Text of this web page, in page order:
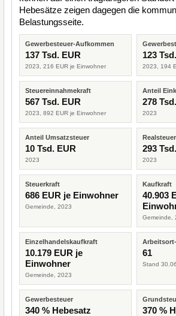
Hebesätze zeigen dagegen die
Belastungsseite.
Gewerbesteuer-Aufkommen
137 Tsd. EUR
2023, 216 EUR je Einwohner
123
2023, 194
Steuereinnahmekraft
567 Tsd. EUR
2023, 892 EUR je Einwohner
Anteil
278
2023
Anteil Umsatzsteuer
10 Tsd. EUR
2023
293
2023
Steuerkraft
686 EUR je Einwohner
Gemeinde, 2023
Kaufkraft
40.903
Gemeinde,
Einzelhandelskaufkraft
10.179 EUR je
Einwohner
Gemeinde, 2023
61
Stand
Gewerbesteuer
340 % Hebesatz 370 %